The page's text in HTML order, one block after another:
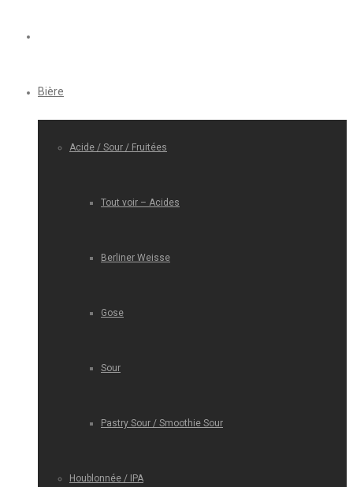
Bière
Acide / Sour / Fruitées
Tout voir – Acides
Berliner Weisse
Gose
Sour
Pastry Sour / Smoothie Sour
Houblonnée / IPA